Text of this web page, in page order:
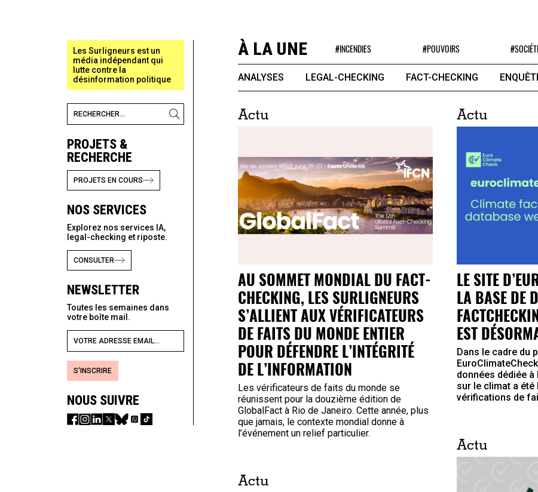
Les Surligneurs est un
média indépendant qui
lutte contre la
désinformation politique
PROJETS &
RECHERCHE
PROJETS EN COURS
NOS SERVICES
Explorez nos services IA,
legal-checking et riposte.
CONSULTER
NEWSLETTER
Toutes les semaines dans
votre boîte mail.
S'INSCRIRE
NOUS SUIVRE
À LA UNE #INCENDIES #POUVOIRS
ANALYSES LEGAL-CHECKING FACT-CHECKING
Actu
AU SOMMET MONDIAL DU FACT-
CHECKING, LES SURLIGNEURS
S’ALLIENT AUX VÉRIFICATEURS
DE FAITS DU MONDE ENTIER
POUR DÉFENDRE L’INTÉGRITÉ
DE L’INFORMATION
Les vérificateurs de faits du monde se
réunissent pour la douzième édition de
GlobalFact à Rio de Janeiro. Cette année, plus
que jamais, le contexte mondial donne à
l’événement un relief particulier.
Actu
LE SITE
LA BASE DE
EST
Dans le cadre du
données dédiée
sur le climat a été
vérifications de
Actu
Actu